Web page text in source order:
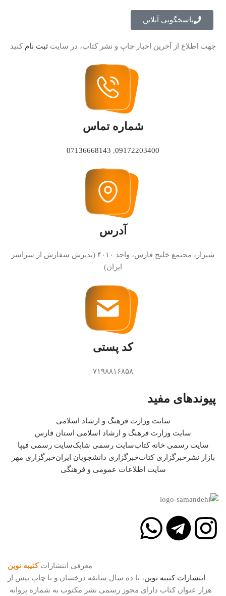
پاسخگویی آنلاین
جهت اطلاع از آخرین اخبار چاپ و نشر کتاب، در سایتثبت نام کنید
شماره تماس
09172203400
,
07136668143
آدرس
شیراز، مجتمع خلیج فارس، واحد ۴۰۱۰ (پذیرش سفارش از سراسر
ایران)
کد پستی
۷۱۹۸۸۱۶۸۵۸
پیوندهای مفید
سایت وزارت فرهنگ و ارشاد اسلامی
سایت وزارت فرهنگ و ارشاد اسلامی استان فارس
سایت رسمی خانه کتابسایت رسمی شابکسایت رسمی فیپا
بازار نشر خبرگزاری کتابخبرگزاری دانشجویان ایرانخبرگزاری مهر
سایت اطلاعات عمومی و فرهنگی
معرفی انتشاراتکتیبه نوین
انتشارات کتیبه نوین، با ده سال سابقه درخشان و با چاپ بیش از
هزار عنوان کتاب دارای مجوز رسمی نشر مکتوب به شماره پروانه